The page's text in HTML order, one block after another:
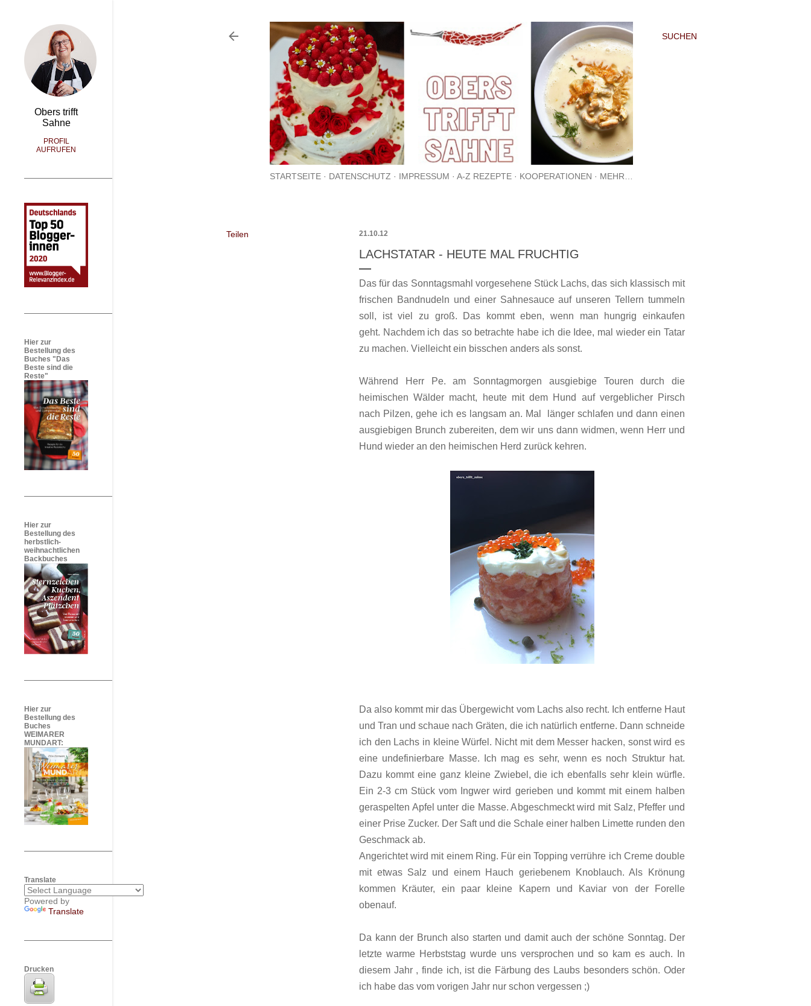
SUCHEN
STARTSEITE DATENSCHUTZ IMPRESSUM A-Z REZEPTE KOOPERATIONEN MEHR…
Teilen 21.10.12
LACHSTATAR - HEUTE MAL FRUCHTIG
Das für das Sonntagsmahl vorgesehene Stück Lachs, das sich klassisch mit
frischen Bandnudeln und einer Sahnesauce auf unseren Tellern tummeln
soll, ist viel zu groß. Das kommt eben, wenn man hungrig einkaufen
geht. Nachdem ich das so betrachte habe ich die Idee, mal wieder ein Tatar
zu machen. Vielleicht ein bisschen anders als sonst.
Während Herr Pe. am Sonntagmorgen ausgiebige Touren durch die
heimischen Wälder macht, heute mit dem Hund auf vergeblicher Pirsch
nach Pilzen, gehe ich es langsam an. Mal länger schlafen und dann einen
ausgiebigen Brunch zubereiten, dem wir uns dann widmen, wenn Herr und
Hund wieder an den heimischen Herd zurück kehren.
Da also kommt mir das Übergewicht vom Lachs also recht. Ich entferne Haut
und Tran und schaue nach Gräten, die ich natürlich entferne. Dann schneide
ich den Lachs in kleine Würfel. Nicht mit dem Messer hacken, sonst wird es
eine undefinierbare Masse. Ich mag es sehr, wenn es noch Struktur hat.
Dazu kommt eine ganz kleine Zwiebel, die ich ebenfalls sehr klein würfle.
Ein 2-3 cm Stück vom Ingwer wird gerieben und kommt mit einem halben
geraspelten Apfel unter die Masse. Abgeschmeckt wird mit Salz, Pfeffer und
einer Prise Zucker. Der Saft und die Schale einer halben Limette runden den
Geschmack ab.
Angerichtet wird mit einem Ring. Für ein Topping verrühre ich Creme double
mit etwas Salz und einem Hauch geriebenem Knoblauch. Als Krönung
kommen Kräuter, ein paar kleine Kapern und Kaviar von der Forelle
obenauf.
Da kann der Brunch also starten und damit auch der schöne Sonntag. Der
letzte warme Herbststag wurde uns versprochen und so kam es auch. In
diesem Jahr , finde ich, ist die Färbung des Laubs besonders schön. Oder
ich habe das vom vorigen Jahr nur schon vergessen ;)
Obers trifft
Sahne
PROFIL
AUFRUFEN
Hier zur
Bestellung des
Buches "Das
Beste sind die
Reste"
Hier zur
Bestellung des
herbstlich-
weihnachtlichen
Backbuches
Hier zur
Bestellung des
Buches
WEIMARER
MUNDART:
Translate
Powered by
Translate
Drucken